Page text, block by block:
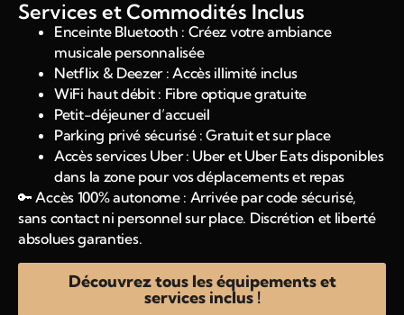
Services et Commodités Inclus
Enceinte Bluetooth : Créez votre ambiance
musicale personnalisée
Netflix & Deezer : Accès illimité inclus
WiFi haut débit : Fibre optique gratuite
Petit-déjeuner d’accueil
Parking privé sécurisé : Gratuit et sur place
Accès services Uber : Uber et Uber Eats disponibles
dans la zone pour vos déplacements et repas
🔑 Accès 100% autonome : Arrivée par code sécurisé,
sans contact ni personnel sur place. Discrétion et liberté
absolues garanties.
Découvrez tous les équipements et
services inclus !